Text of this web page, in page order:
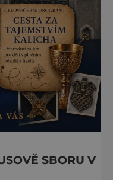
SBORU V